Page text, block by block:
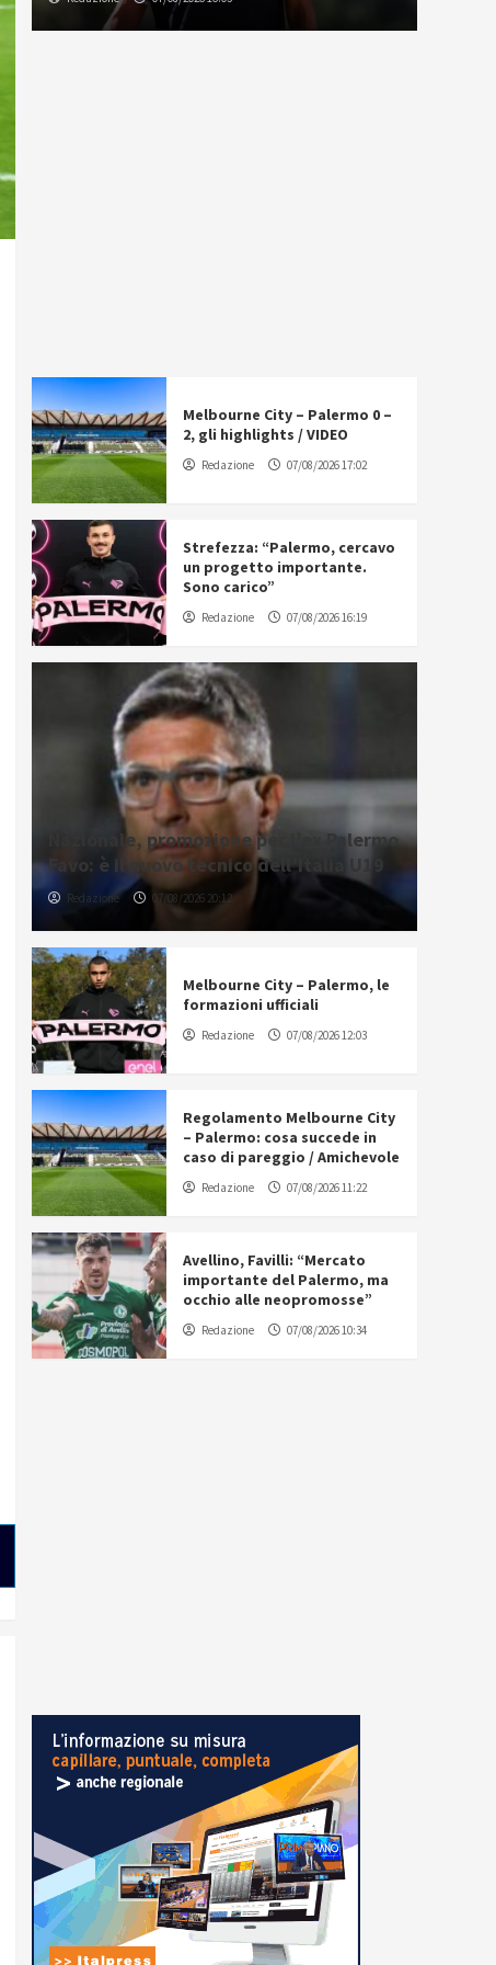
Melbourne City – Palermo 0 –
2, gli highlights / VIDEO
Redazione 07/08/2026 17:02
Strefezza: “Palermo, cercavo
un progetto importante.
Sono carico”
Redazione 07/08/2026 16:19
Nazionale, promozione per l’ex Palermo
Favo: è il nuovo tecnico dell’Italia U19
Redazione 07/08/2026 20:12
Melbourne City – Palermo, le
formazioni ufficiali
Redazione 07/08/2026 12:03
Regolamento Melbourne City
– Palermo: cosa succede in
caso di pareggio / Amichevole
Redazione 07/08/2026 11:22
Avellino, Favilli: “Mercato
importante del Palermo, ma
occhio alle neopromosse”
Redazione 07/08/2026 10:34